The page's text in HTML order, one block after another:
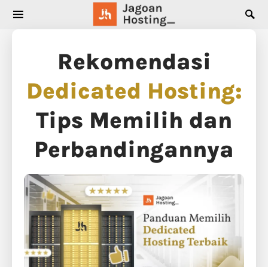
SEARCH FOR:
Rekomendasi
Dedicated Hosting:
Tips Memilih dan
Perbandingannya